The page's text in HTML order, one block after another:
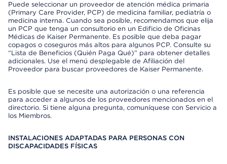
Puede seleccionar un proveedor de atención médica primaria
(Primary Care Provider, PCP) de medicina familiar, pediatría o
medicina interna. Cuando sea posible, recomendamos que elija
un PCP que tenga un consultorio en un Edificio de Oficinas
Médicas de Kaiser Permanente. Es posible que deba pagar
copagos o coseguros más altos para algunos PCP. Consulte su
“Lista de Beneficios (Quién Paga Qué)” para obtener detalles
adicionales. Use el menú desplegable de Afiliación del
Proveedor para buscar proveedores de Kaiser Permanente.
Es posible que se necesite una autorización o una referencia
para acceder a algunos de los proveedores mencionados en el
directorio. Si tiene alguna pregunta, comuníquese con Servicio a
los Miembros.
INSTALACIONES ADAPTADAS PARA PERSONAS CON
DISCAPACIDADES FÍSICAS